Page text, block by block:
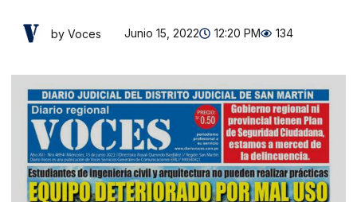
by Voces Junio 15, 2022 12:20 PM 134